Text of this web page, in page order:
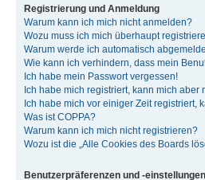
Registrierung und Anmeldung
Warum kann ich mich nicht anmelden?
Wozu muss ich mich überhaupt
Warum werde ich automatisch
Wie kann ich verhindern, dass mein
Ich habe mein Passwort vergessen!
Ich habe mich registriert, kann mich aber
Ich habe mich vor einiger Zeit registriert,
Was ist COPPA?
Warum kann ich mich nicht registrieren?
Wozu ist die „Alle Cookies des Boards
Benutzerpräferenzen und -einstellungen